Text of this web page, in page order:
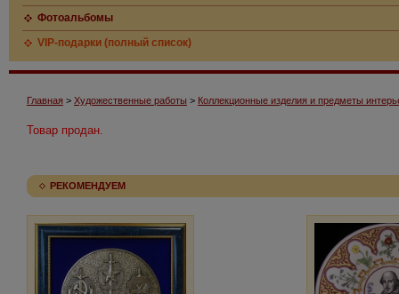
Фотоальбомы
VIP-подарки (полный список)
Главная > Художественные работы > Коллекционные изделия и предметы
Товар продан.
РЕКОМЕНДУЕМ